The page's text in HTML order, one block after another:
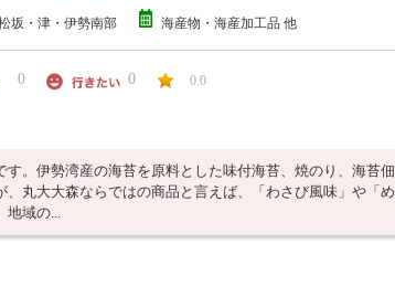
坂・津・伊勢南部 海産物・海産加工品 他
0 0 0.0
。伊勢湾産の海苔を原料とした味付海苔、焼のり、海苔佃
丸大大森ならではの商品と言えば、「わさび風味」や「め
地域の...